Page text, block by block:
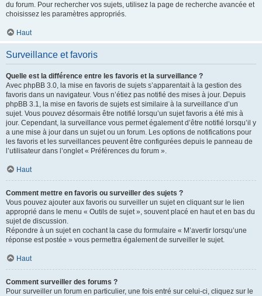
du forum. Pour rechercher vos sujets, utilisez la page de recherche avancée et
choisissez les paramètres appropriés.
Haut
Surveillance et favoris
Quelle est la différence entre les favoris et la surveillance ?
Avec phpBB 3.0, la mise en favoris de sujets s’apparentait à la gestion des
favoris dans un navigateur. Vous n’étiez pas notifié des mises à jour. Depuis
phpBB 3.1, la mise en favoris de sujets est similaire à la surveillance d’un
sujet. Vous pouvez désormais être notifié lorsqu’un sujet favoris a été mis à
jour. Cependant, la surveillance vous permet également d’être notifié lorsqu’il y
a une mise à jour dans un sujet ou un forum. Les options de notifications pour
les favoris et les surveillances peuvent être configurées depuis le panneau de
l’utilisateur dans l’onglet « Préférences du forum ».
Haut
Comment mettre en favoris ou surveiller des sujets ?
Vous pouvez ajouter aux favoris ou surveiller un sujet en cliquant sur le lien
approprié dans le menu « Outils de sujet », souvent placé en haut et en bas du
sujet de discussion.
Répondre à un sujet en cochant la case du formulaire « M’avertir lorsqu’une
réponse est postée » vous permettra également de surveiller le sujet.
Haut
Comment surveiller des forums ?
Pour surveiller un forum en particulier, une fois entré sur celui-ci, cliquez sur le